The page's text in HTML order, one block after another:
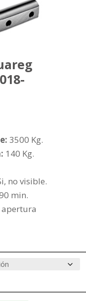
3500 Kg.
140 Kg.
no visible.
min.